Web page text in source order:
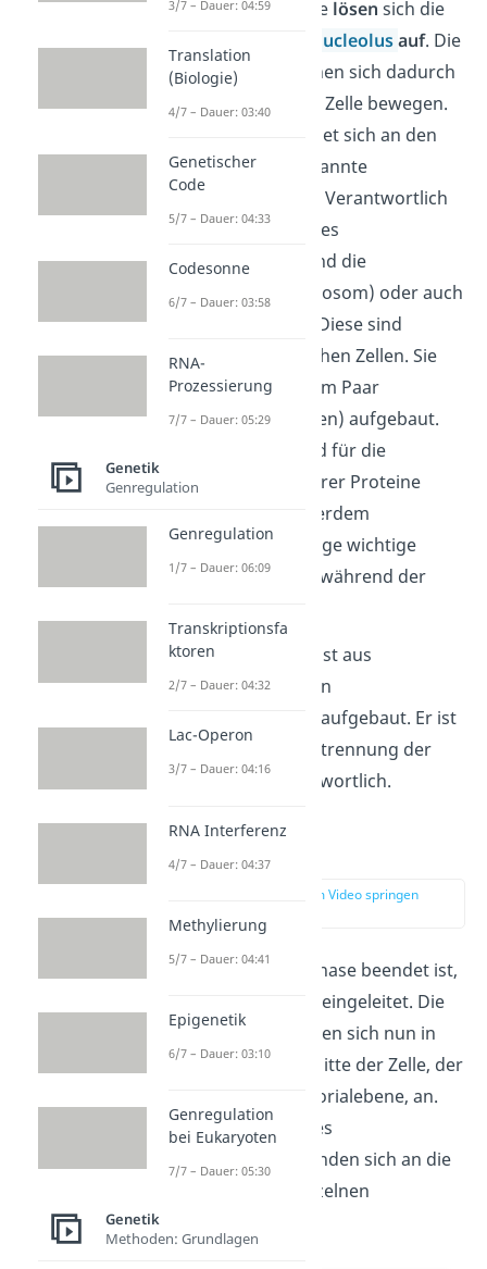
In der Prometaphase lösen sich die
Nucleolusauf. Die
Chromosomen können sich dadurch
frei in der gesamten Zelle bewegen.
Währenddessen bildet sich an den
Zellpolender sogenannte
Spindelapparat
aus. Verantwortlich
für die Ausbildung des
Spindelapparates sind die
Zentrosomen (Centrosom) oder auch
Zentralkörperchen. Diese sind
Organellen in tierischen Zellen. Sie
sind jeweils aus einem Paar
Zentriolen(Centriolen) aufgebaut.
Diese Zentriolen sind für die
Organisation mehrerer Proteine
verantwortlich. Außerdem
übernehmen sie einige wichtige
Transportaufgaben während der
Der Spindelapparat ist aus
Mikrotubuli– kleinen
Proteinstrukturen – aufgebaut. Er ist
vor allem für die Auftrennung der
Chromatiden verantwortlich.
Metaphase
zur Stelle im Video springen
Wenn die Prometaphase beendet ist,
eingeleitet. Die
Chromosomen ordnen sich nun in
einer Ebene in der Mitte der Zelle, der
sogenannten Äquatorialebene, an.
Die Spindelfasern des
Spindelapparates binden sich an die
Centromere der einzelnen
Chromosomen.
3/7 – Dauer: 04:59
Translation
(Biologie)
4/7 – Dauer: 03:40
Genetischer
Code
5/7 – Dauer: 04:33
Codesonne
6/7 – Dauer: 03:58
RNA-
Prozessierung
7/7 – Dauer: 05:29
Genetik
Genregulation
Genregulation
1/7 – Dauer: 06:09
Transkriptionsfa
ktoren
2/7 – Dauer: 04:32
Lac-Operon
3/7 – Dauer: 04:16
RNA Interferenz
4/7 – Dauer: 04:37
Methylierung
5/7 – Dauer: 04:41
Epigenetik
6/7 – Dauer: 03:10
Genregulation
bei Eukaryoten
7/7 – Dauer: 05:30
Genetik
Methoden: Grundlagen